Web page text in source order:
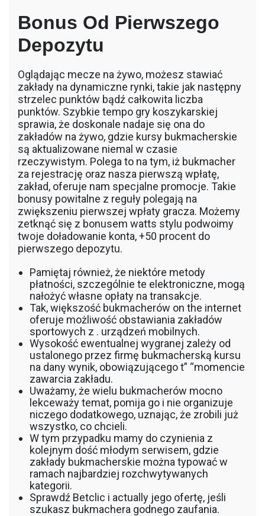
Bonus Od Pierwszego
Depozytu
Oglądając mecze na żywo, możesz stawiać
zakłady na dynamiczne rynki, takie jak następny
strzelec punktów bądź całkowita liczba
punktów. Szybkie tempo gry koszykarskiej
sprawia, że doskonale nadaje się ona do
zakładów na żywo, gdzie kursy bukmacherskie
są aktualizowane niemal w czasie
rzeczywistym. Polega to na tym, iż bukmacher
za rejestrację oraz nasza pierwszą wpłatę,
zakład, oferuje nam specjalne promocje. Takie
bonusy powitalne z reguły polegają na
zwiększeniu pierwszej wpłaty gracza. Możemy
zetknąć się z bonusem watts stylu podwoimy
twoje doładowanie konta, +50 procent do
pierwszego depozytu.
Pamiętaj również, że niektóre metody
płatności, szczególnie te elektroniczne, mogą
nałożyć własne opłaty na transakcje.
Tak, większość bukmacherów on the internet
oferuje możliwość obstawiania zakładów
sportowych z . urządzeń mobilnych.
Wysokość ewentualnej wygranej zależy od
ustalonego przez firmę bukmacherską kursu
na dany wynik, obowiązującego t” “momencie
zawarcia zakładu.
Uważamy, że wielu bukmacherów mocno
lekceważy temat, pomija go i nie organizuje
niczego dodatkowego, uznając, że zrobili już
wszystko, co chcieli.
W tym przypadku mamy do czynienia z
kolejnym dość młodym serwisem, gdzie
zakłady bukmacherskie można typować w
ramach najbardziej rozchwytywanych
kategorii.
Sprawdź Betclic i actually jego ofertę, jeśli
szukasz bukmachera godnego zaufania.